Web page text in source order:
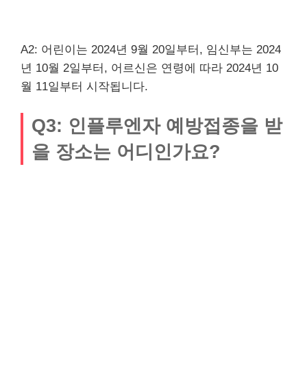
A2: 어린이는 2024년 9월 20일부터, 임신부는 2024
년 10월 2일부터, 어르신은 연령에 따라 2024년 10
월 11일부터 시작됩니다.
Q3: 인플루엔자 예방접종을 받
을 장소는 어디인가요?